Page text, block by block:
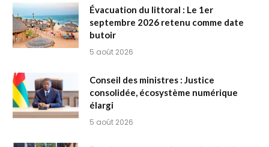
Évacuation du littoral : Le 1er
septembre 2026 retenu comme date
butoir
5 août 2026
Conseil des ministres : Justice
consolidée, écosystème numérique
élargi
5 août 2026